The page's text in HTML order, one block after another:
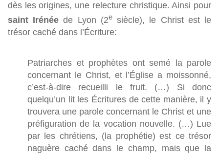
dès les origines, une relecture christique. Ainsi pour
saint Irénée de Lyon (2esiècle), le Christ est le
trésor caché dans l’Écriture:
Patriarches et prophètes ont semé la parole
concernant le Christ, et l’Église a moissonné,
c’est-à-dire recueilli le fruit. (…) Si donc
quelqu’un lit les Écritures de cette manière, il y
trouvera une parole concernant le Christ et une
préfiguration de la vocation nouvelle. (…) Lue
par les chrétiens, (la prophétie) est ce trésor
naguère caché dans le champ, mais que la